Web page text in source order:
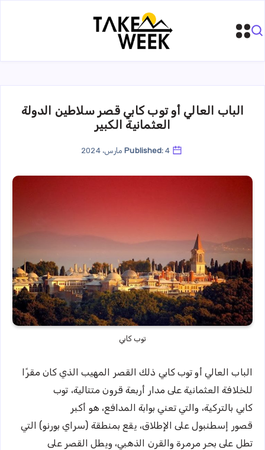
الباب العالي أو توب كابي قصر سلاطين الدولة
العثمانية الكبير
Published: 4 مارس، 2024
توب كابي
الباب العالي أو توب كابي ذلك القصر المهيب الذي كان مقرًا
للخلافة العثمانية على مدار أربعة قرون متتالية، توب
كابي بالتركية، والتي تعني بوابة المدافع، هو أكبر
قصور إسطنبول على الإطلاق، يقع بمنطقة (سراي بورنو) التي
تطل على بحر مرمرة والقرن الذهبي، ويطل القصر على